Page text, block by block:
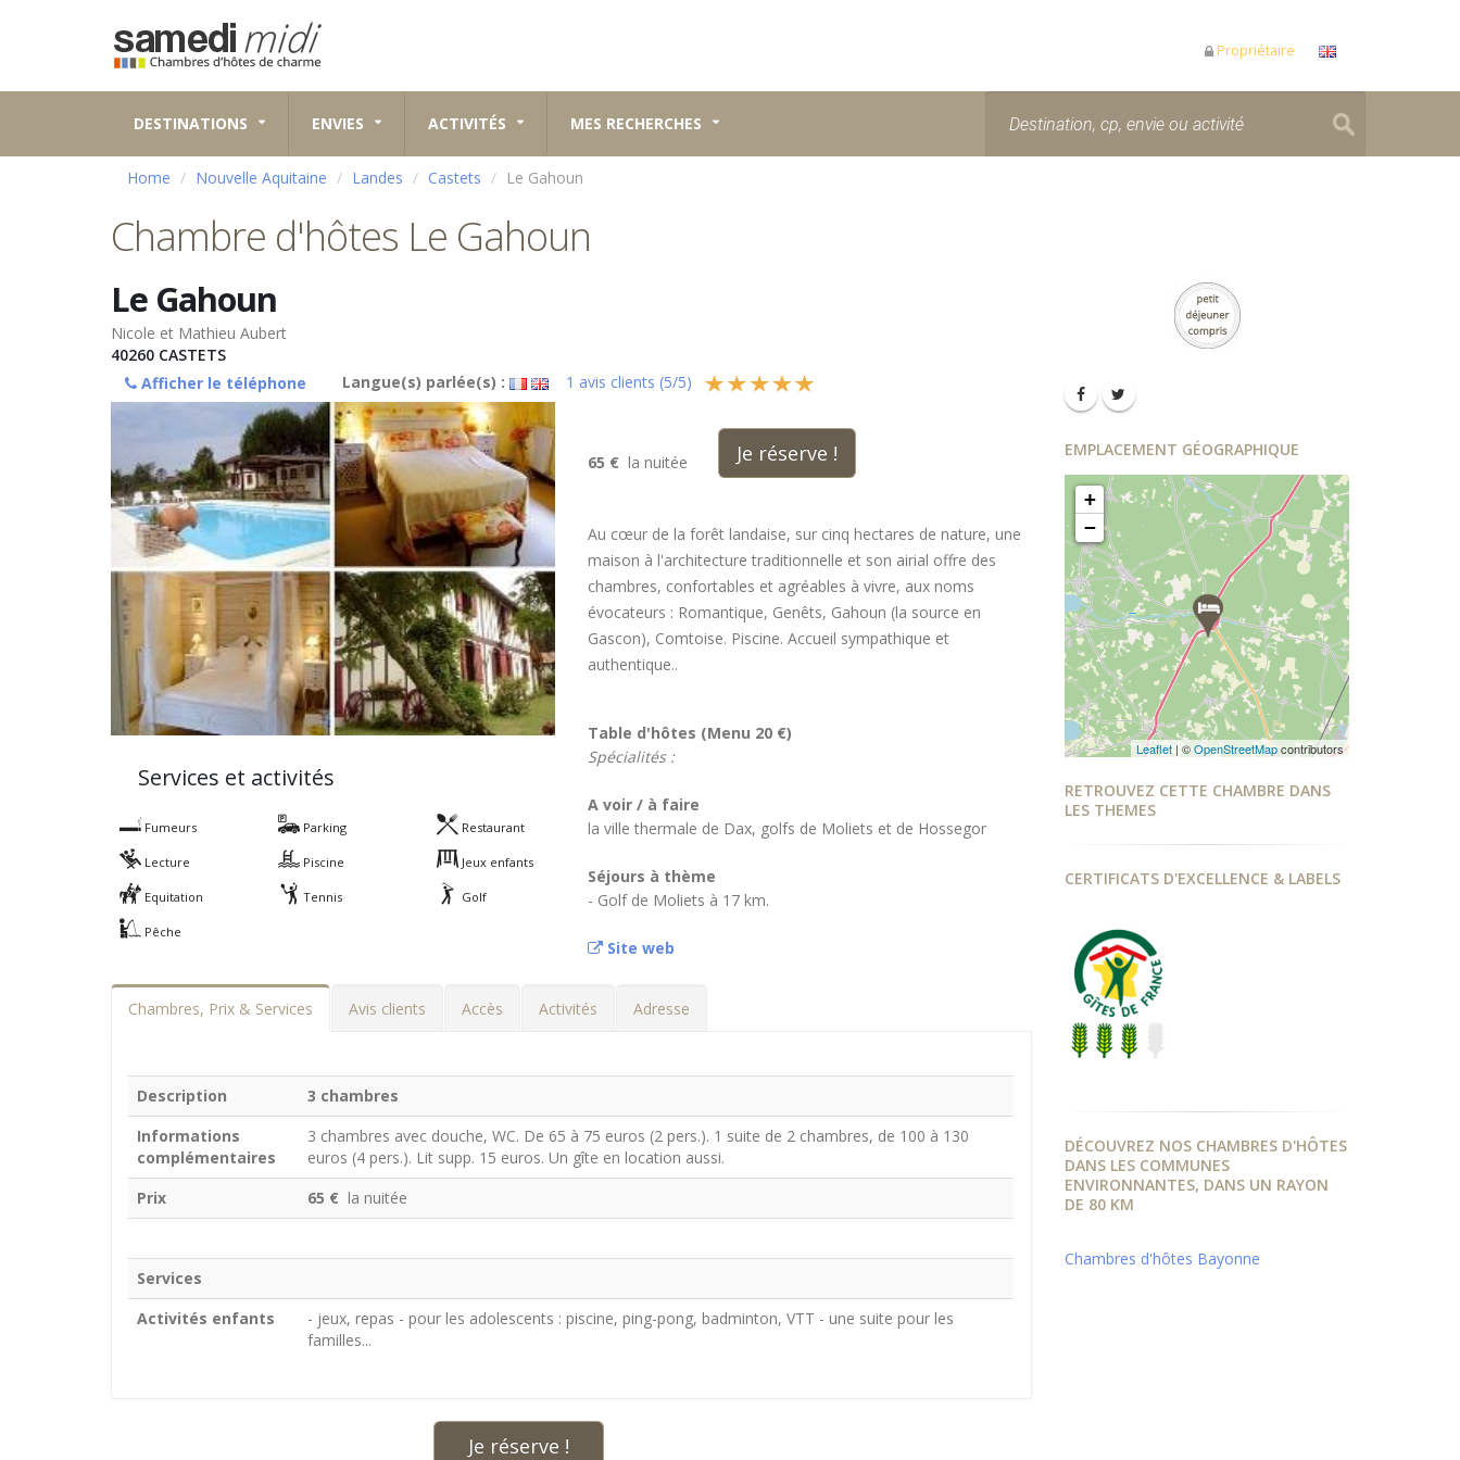
Propriétaire
DESTINATIONS ENVIES ACTIVITÉS MES RECHERCHES
Home Nouvelle Aquitaine Landes Castets Le Gahoun
Chambre d'hôtes Le Gahoun
Le Gahoun
Nicole et Mathieu Aubert
40260 CASTETS
Afficher le téléphone
Langue(s) parlée(s) : 1 avis clients (5/5)
Services et activités
Fumeurs Parking Restaurant
Lecture Piscine Jeux enfants
Equitation Tennis Golf
Pêche
65 € la nuitée Je réserve !
Au cœur de la forêt landaise, sur cinq hectares de nature, une
maison à l'architecture traditionnelle et son airial offre des
chambres, confortables et agréables à vivre, aux noms
évocateurs : Romantique, Genêts, Gahoun (la source en
Gascon), Comtoise. Piscine. Accueil sympathique et
authentique..
Table d'hôtes (Menu 20 €)
Spécialités :
A voir / à faire
la ville thermale de Dax, golfs de Moliets et de Hossegor
Séjours à thème
- Golf de Moliets à 17 km.
Site web
Chambres, Prix & Services Avis clients Accès Activités Adresse
Description
3 chambres
Informations
complémentaires
3 chambres avec douche, WC. De 65 à 75 euros (2 pers.). 1 suite de 2 chambres, de 100 à 130
euros (4 pers.). Lit supp. 15 euros. Un gîte en location aussi.
Prix
65 € la nuitée
Services
Activités enfants
- jeux, repas - pour les adolescents : piscine, ping-pong, badminton, VTT - une suite pour les
familles...
Je réserve !
EMPLACEMENT GÉOGRAPHIQUE
+
−
Leaflet | ©OpenStreetMapcontributors
RETROUVEZ CETTE CHAMBRE DANS
LES THEMES
CERTIFICATS D'EXCELLENCE & LABELS
DÉCOUVREZ NOS CHAMBRES D'HÔTES
DANS LES COMMUNES
ENVIRONNANTES, DANS UN RAYON
DE 80 KM
Chambres d'hôtes Bayonne